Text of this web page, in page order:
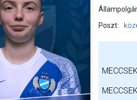
Poszt: